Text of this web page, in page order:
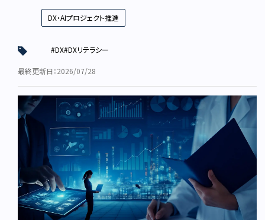
DX・AIプロジェクト推進
#DX#DXリテラシー
最終更新日：2026/07/28